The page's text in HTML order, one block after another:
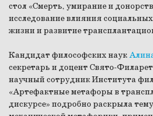
стол «Смерть, умирание и
исследование влияния
жизни и развитие
Кандидат философских наук
секретарь и доцент Свято-
научный сотрудник Института
«Артефактные метафоры в
дискурсе» подробно раскрыла